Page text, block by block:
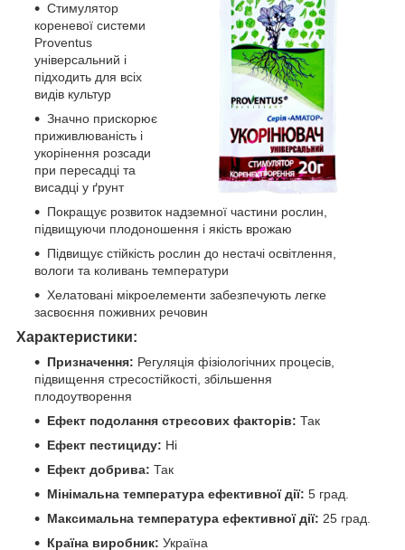
Стимулятор
кореневої системи
Proventus
універсальний і
підходить для всіх
видів культур
Значно прискорює
приживлюваність і
укорінення розсади
при пересадці та
висадці у ґрунт
Покращує розвиток надземної частини рослин,
підвищуючи плодоношення і якість врожаю
Підвищує стійкість рослин до нестачі освітлення,
вологи та коливань температури
Хелатовані мікроелементи забезпечують легке
засвоєння поживних речовин
Характеристики:
Призначення: Регуляція фізіологічних процесів,
підвищення стресостійкості, збільшення
плодоутворення
Ефект подолання стресових факторів: Так
Ефект пестициду: Ні
Ефект добрива: Так
Мінімальна температура ефективної дії: 5 град.
Максимальна температура ефективної дії: 25 град.
Країна виробник: Україна